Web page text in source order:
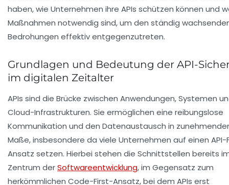
haben, wie Unternehmen ihre APIs schützen können und
Maßnahmen notwendig sind, um den ständig
Bedrohungen effektiv entgegenzutreten.
Grundlagen und Bedeutung der API-
im digitalen Zeitalter
APIs sind die Brücke zwischen Anwendungen, Systemen
Cloud-Infrastrukturen. Sie ermöglichen eine reibungslose
Kommunikation und den Datenaustausch in
Maße, insbesondere da viele Unternehmen auf einen API-
Ansatz setzen. Hierbei stehen die Schnittstellen bereits
Zentrum derSoftwareentwicklung, im Gegensatz zum
herkömmlichen Code-First-Ansatz, bei dem APIs erst